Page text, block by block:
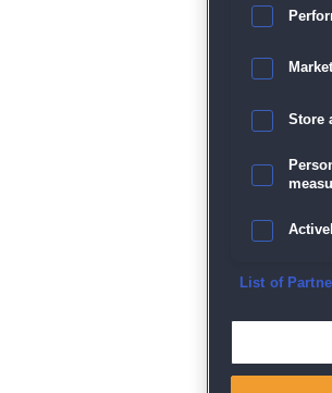
Store
List of